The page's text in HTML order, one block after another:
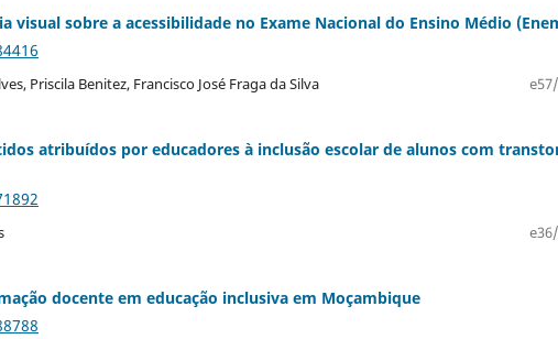
visual sobre a acessibilidade no Exame Nacional do Ensino Médio
Priscila Benitez, Francisco José Fraga da Silva
atribuídos por educadores à inclusão escolar de alunos com
docente em educação inclusiva em Moçambique